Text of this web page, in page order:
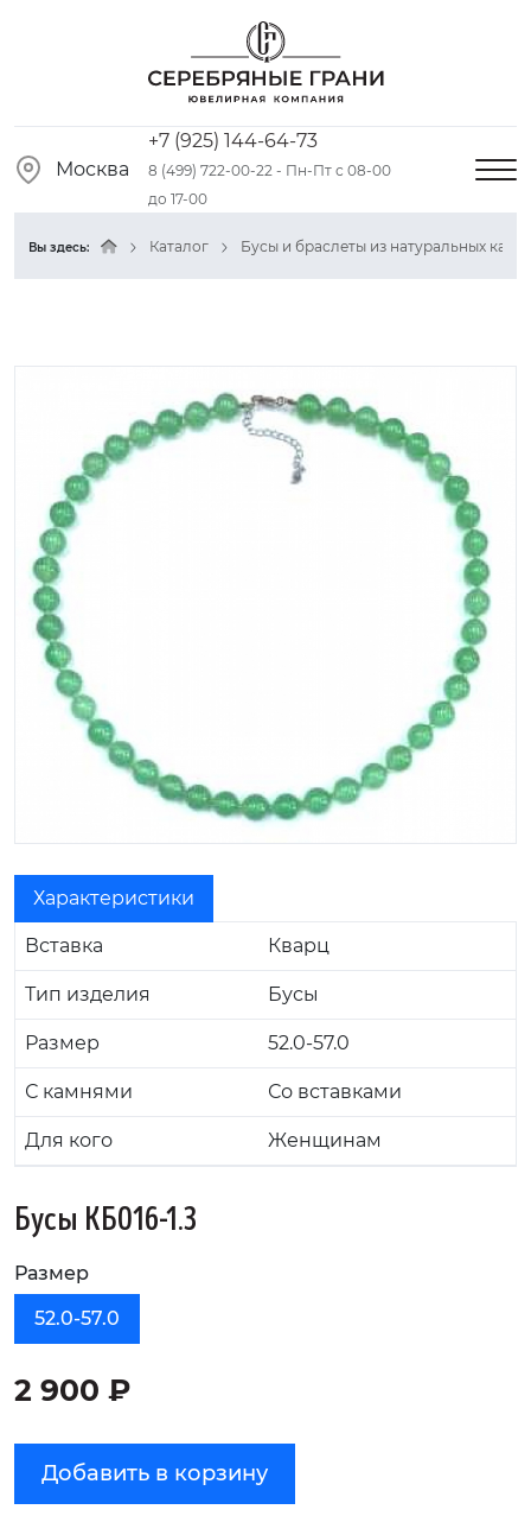
Москва
+7 (925) 144-64-73
8 (499) 722-00-22 - Пн-Пт с 08-00
до 17-00
Вы здесь: Каталог Бусы и браслеты из натуральных
Характеристики
Вставка Кварц
Тип изделия Бусы
Размер 52.0-57.0
С камнями Со вставками
Для кого Женщинам
Бусы КБ016-1.3
Размер
52.0-57.0
2 900 ₽
Добавить в корзину